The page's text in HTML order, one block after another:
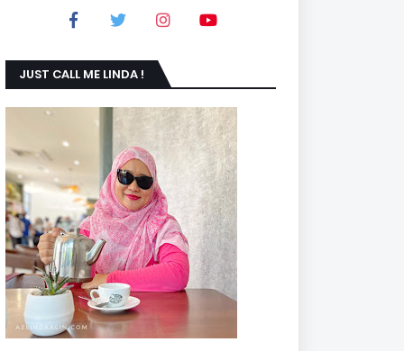
JUST CALL ME LINDA !